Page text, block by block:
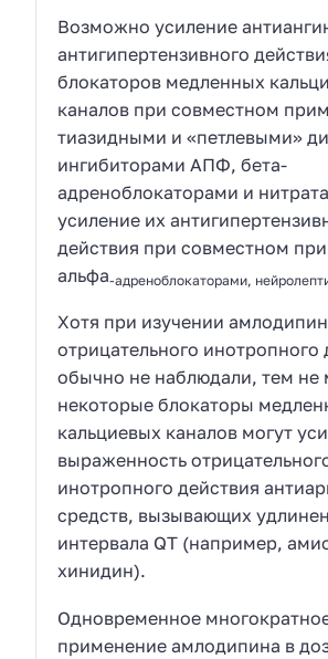
Возможно усиление
антигипертензивного
блокаторов медленных
каналов при совместном
тиазидными и «петлевыми»
ингибиторами АПФ, бета-
адреноблокаторами и
усиление их
действия при совместном
альфа-адреноблокаторами,
Хотя при изучении
отрицательного инотропного
обычно не наблюдали, тем не
некоторые блокаторы
кальциевых каналов могут
выраженность
инотропного действия
средств, вызывающих
интервала QT (например,
хинидин).
Одновременное
применение амлодипина в